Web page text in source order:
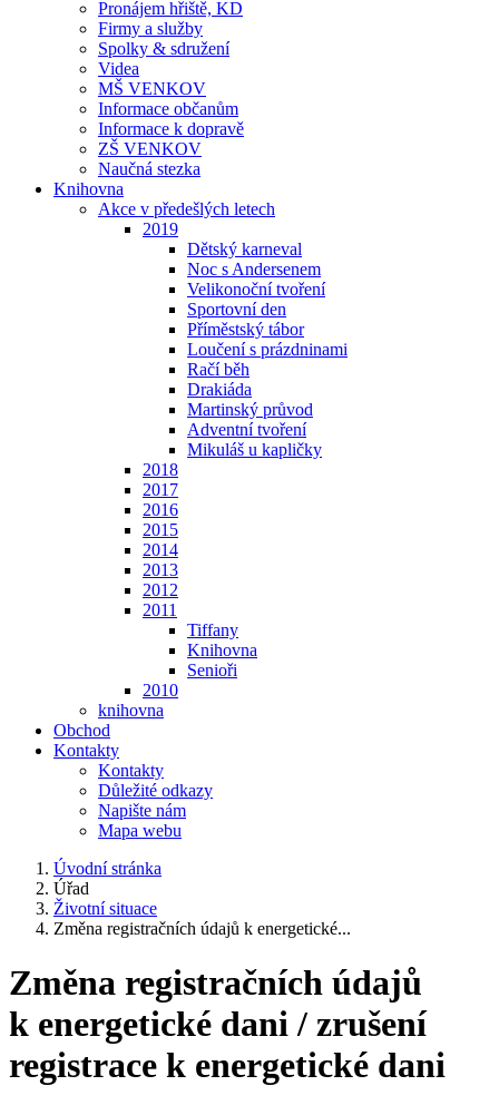
Pronájem hřiště, KD
Firmy a služby
Spolky & sdružení
Videa
MŠ VENKOV
Informace občanům
Informace k dopravě
ZŠ VENKOV
Naučná stezka
Knihovna
Akce v předešlých letech
2019
Dětský karneval
Noc s Andersenem
Velikonoční tvoření
Sportovní den
Příměstský tábor
Loučení s prázdninami
Račí běh
Drakiáda
Martinský průvod
Adventní tvoření
Mikuláš u kapličky
2018
2017
2016
2015
2014
2013
2012
2011
Tiffany
Knihovna
Senioři
2010
knihovna
Obchod
Kontakty
Kontakty
Důležité odkazy
Napište nám
Mapa webu
Úvodní stránka
Úřad
Životní situace
Změna registračních údajů k energetické...
Změna registračních údajů
k energetické dani / zrušení
registrace k energetické dani